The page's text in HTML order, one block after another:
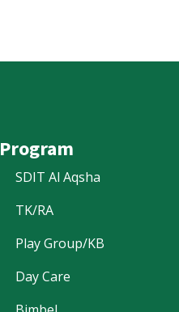
Program
SDIT Al Aqsha
TK/RA
Play Group/KB
Day Care